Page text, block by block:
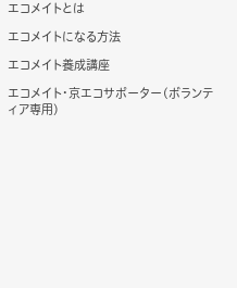
エコメイトとは
エコメイトになる方法
エコメイト養成講座
エコメイト・京エコサポーター(ボランテ
ィア専用)